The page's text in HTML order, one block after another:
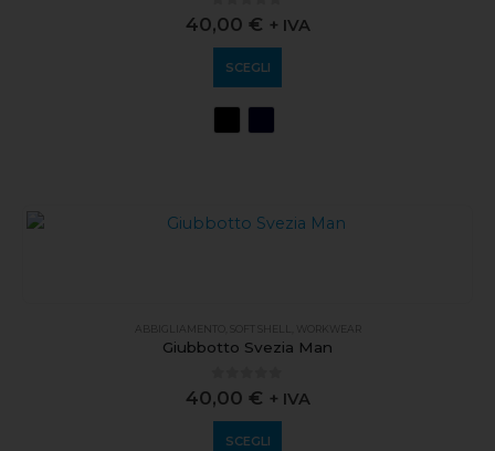
0out of 5
40,00 € + IVA
SCEGLI
ABBIGLIAMENTO WORKWEAR
Giubbotto Svezia Man
0out of 5
40,00 € + IVA
SCEGLI